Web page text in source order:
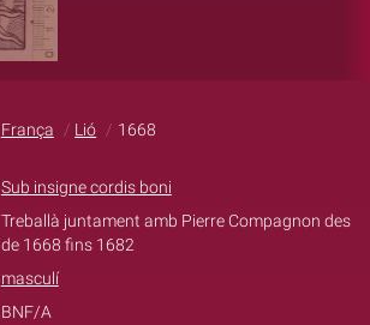
França Lió 1668
Sub insigne cordis boni
Treballà juntament amb Pierre Compagnon des
de 1668 fins 1682
masculí
BNF/A